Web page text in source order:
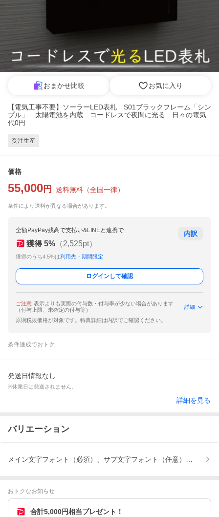
おまかせ比較 お気に入り
【電気工事不要】ソーラーLED表札 S01ブラックフレーム「シン
プル」 太陽電池を内蔵 コードレスで夜間に光る 日々の電気
代0円
受注生産
価格
55,000 円 送料無料 （全国一律）
条件により送料が異なる場合があります。
全額PayPay残高で支払い&LINEと連携で
獲得 5% （2,525pt）
獲得のうち4.5%は利用先・期間限定
内訳
ログインして確認
ご注意 表示よりも実際の付与数・付与率が少ない場合があります
（付与上限、未確定の付与等）
詳細
原則税抜価格が対象です。特典詳細は内訳でご確認ください。
条件達成でおトク
発送日情報なし
※休業日は発送されません。
詳細を見る
バリエーション
メイン文字フォント（必須）、サブ文字フォント（任意）、その他
おトクなお知らせ
合計5,000円相当プレゼント！